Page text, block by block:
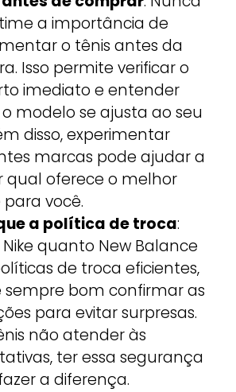
a importância de
o tênis antes da
Isso permite verificar o
imediato e entender
modelo se ajusta ao seu
disso, experimentar
marcas pode ajudar a
qual oferece o melhor
você.
a política de troca:
quanto New Balance
de troca eficientes,
sempre bom confirmar as
para evitar surpresas.
não atender às
ter essa segurança
a diferença.